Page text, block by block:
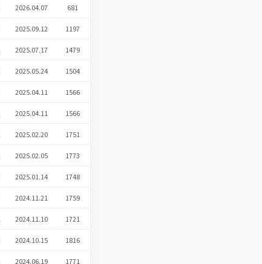
2026.04.07 681
2025.09.12 1197
2025.07.17 1479
2025.05.24 1504
2025.04.11 1566
2025.04.11 1566
2025.02.20 1751
2025.02.05 1773
2025.01.14 1748
2024.11.21 1759
2024.11.10 1721
2024.10.15 1816
2024.06.19 1771